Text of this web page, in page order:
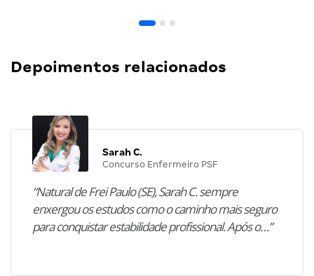
Depoimentos relacionados
Sarah C.
Concurso Enfermeiro PSF
“Natural de Frei Paulo (SE), Sarah C. sempre
enxergou os estudos como o caminho mais seguro
para conquistar estabilidade profissional. Após o…”